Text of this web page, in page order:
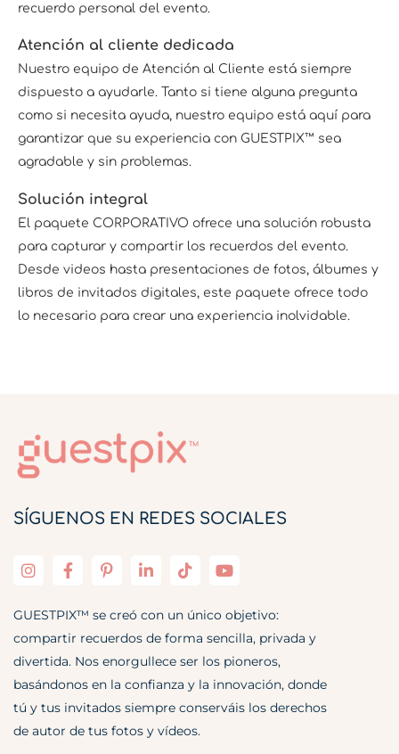
recuerdo personal del evento.
Atención al cliente dedicada
Nuestro equipo de Atención al Cliente está siempre
dispuesto a ayudarle. Tanto si tiene alguna pregunta
como si necesita ayuda, nuestro equipo está aquí para
garantizar que su experiencia con GUESTPIX™ sea
agradable y sin problemas.
Solución integral
El paquete CORPORATIVO ofrece una solución robusta
para capturar y compartir los recuerdos del evento.
Desde videos hasta presentaciones de fotos, álbumes y
libros de invitados digitales, este paquete ofrece todo
lo necesario para crear una experiencia inolvidable.
SÍGUENOS EN REDES SOCIALES
GUESTPIX™ se creó con un único objetivo:
compartir recuerdos de forma sencilla, privada y
divertida. Nos enorgullece ser los pioneros,
basándonos en la confianza y la innovación, donde
tú y tus invitados siempre conserváis los derechos
de autor de tus fotos y vídeos.